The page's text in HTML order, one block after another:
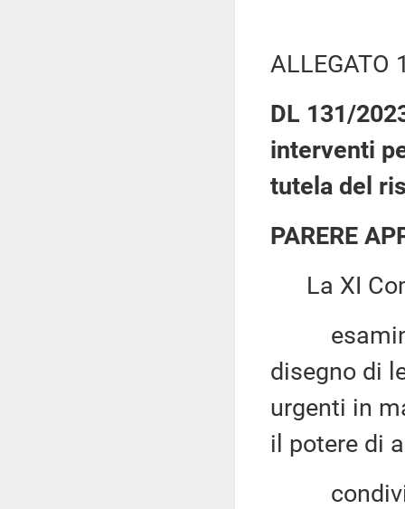
ALLEGATO
DL 131/
interventi
tutela del
PARERE
La XI
disegno di
urgenti in
il potere di
condivisi